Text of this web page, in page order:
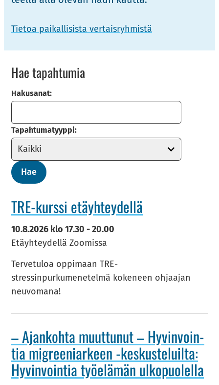
Tie­toa pai­kal­li­sis­ta ver­tais­ryh­mis­tä
Hae ta­pah­tu­mia
Hakusanat:
Tapahtumatyyppi:
Hae
TRE-​kurssi etäyh­tey­del­lä
10.8.2026 klo 17.30 -20.00
Etäyhteydellä Zoomissa
Ter­ve­tu­loa op­pi­maan TRE-​​​​​
stressinpurkumenetelmä ko­ke­neen oh­jaa­jan
neu­vo­ma­na!
– Ajan­koh­ta muut­tu­nut – Hy­vin­voin­
tia migree­niar­keen -​keskusteluilta:
Hy­vin­voin­tia työ­elä­män ul­ko­puo­lel­la